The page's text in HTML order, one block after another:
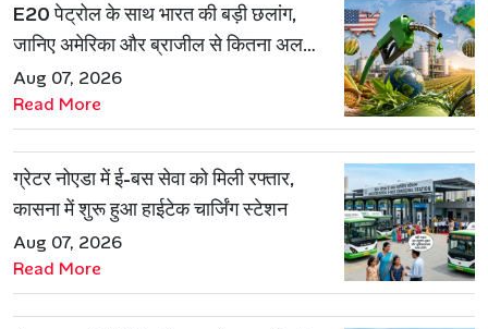
E20 पेट्रोल के साथ भारत की बड़ी छलांग,
जानिए अमेरिका और ब्राजील से कितना अलग
है एथेनॉल मॉडल
Aug 07, 2026
Read More
ग्रेटर नोएडा में ई-बस सेवा को मिली रफ्तार,
कासना में शुरू हुआ हाईटेक चार्जिंग स्टेशन
Aug 07, 2026
Read More